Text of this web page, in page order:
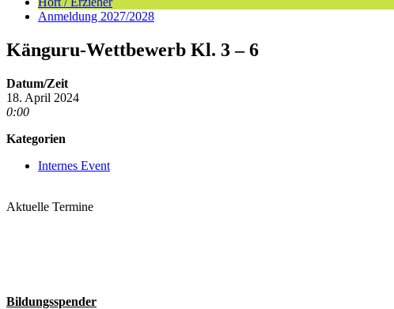
Anmeldung 2027/2028
Känguru-Wettbewerb Kl. 3 – 6
Datum/Zeit
18. April 2024
0:00
Kategorien
Internes Event
Aktuelle Termine
Bildungsspender